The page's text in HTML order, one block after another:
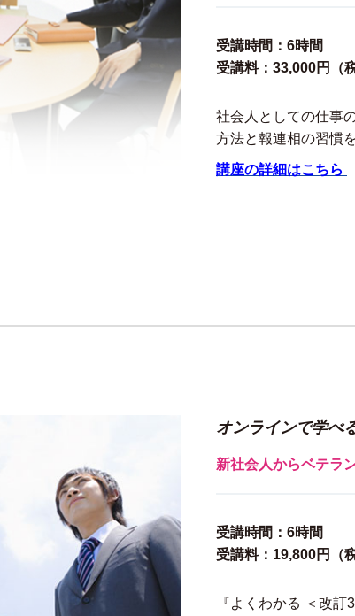
受講時間：6時間
受講料：33,000円（
社会人としての仕事
方法と報連相の習慣
講座の詳細はこちら
オンラインで学べ
新社会人からベテラ
受講時間：6時間
受講料：19,800円（
『よくわかる ＜改